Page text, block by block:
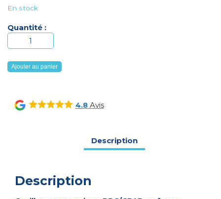
En stock
Quantité :
quantité
de
OREILLER
ERGONOMIQUE
PPC-
CPAP
Ajouter au panier
4.8Avis
Description
Description